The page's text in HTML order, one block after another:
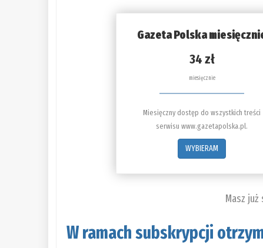
Gazeta Polska
34 zł
miesięcznie
Miesięczny dostęp do wszystkich treści
serwisu www.gazetapolska.pl.
WYBIERAM
Masz
W ramach subskrypcji